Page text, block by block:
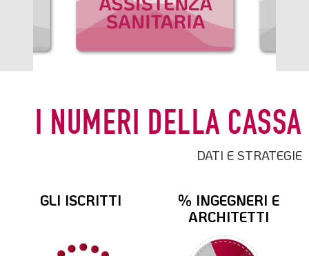
I NUMERI DELLA CASSA
DATI E STRATEGIE
GLI ISCRITTI
% INGEGNERI E
ARCHITETTI